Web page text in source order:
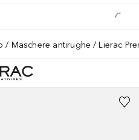
Maschere antirughe Lierac